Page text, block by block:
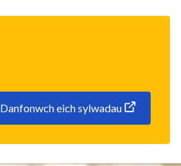
Danfonwch eich sylwadau